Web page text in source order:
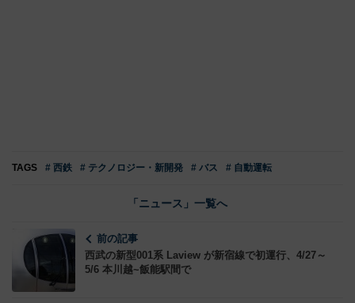
TAGS # 西鉄 # テクノロジー・新開発 # バス # 自動運転
「ニュース」一覧へ
前の記事
西武の新型001系 Laview が新宿線で初運行、4/27～
5/6 本川越~飯能駅間で